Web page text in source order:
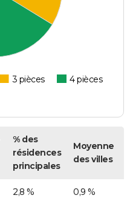
3 pièces
4 pièces
% des
résidences
principales
Moyenne
des villes
2,8 % 0,9 %